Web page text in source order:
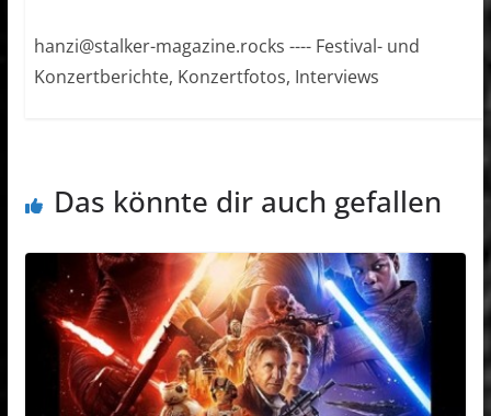
hanzi@stalker-magazine.rocks ---- Festival- und
Konzertberichte, Konzertfotos, Interviews
Das könnte dir auch gefallen